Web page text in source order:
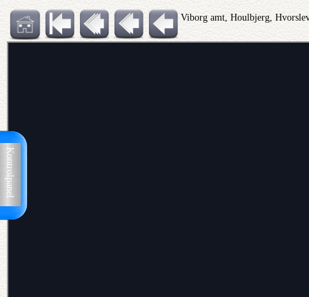
Kontrolpanel
Viborg amt, Houlbjerg,